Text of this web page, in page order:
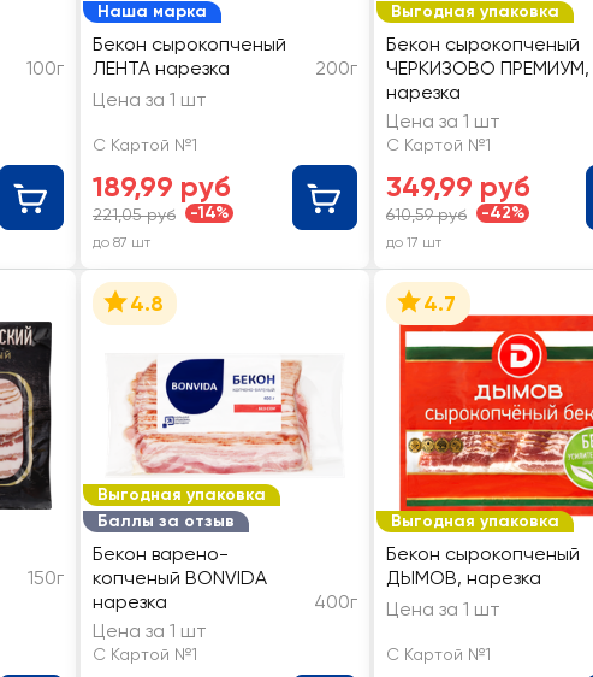
100г
Наша марка
Бекон сырокопченый
ЛЕНТА нарезка
200г
Цена за 1 шт
С Картой №1
189,99 руб
221,05 руб -14%
до 87 шт
Выгодная упаковка
Бекон сырокопченый
ЧЕРКИЗОВО ПРЕМИУМ,
нарезка
Цена за 1 шт
С Картой №1
349,99 руб
610,59 руб -42%
до 17 шт
150г
Выгодная упаковка
Баллы за отзыв
4.8
Бекон варено-
копченый BONVIDA
нарезка
400г
Цена за 1 шт
С Картой №1
Выгодная упаковка
4.7
Бекон сырокопченый
ДЫМОВ, нарезка
Цена за 1 шт
С Картой №1